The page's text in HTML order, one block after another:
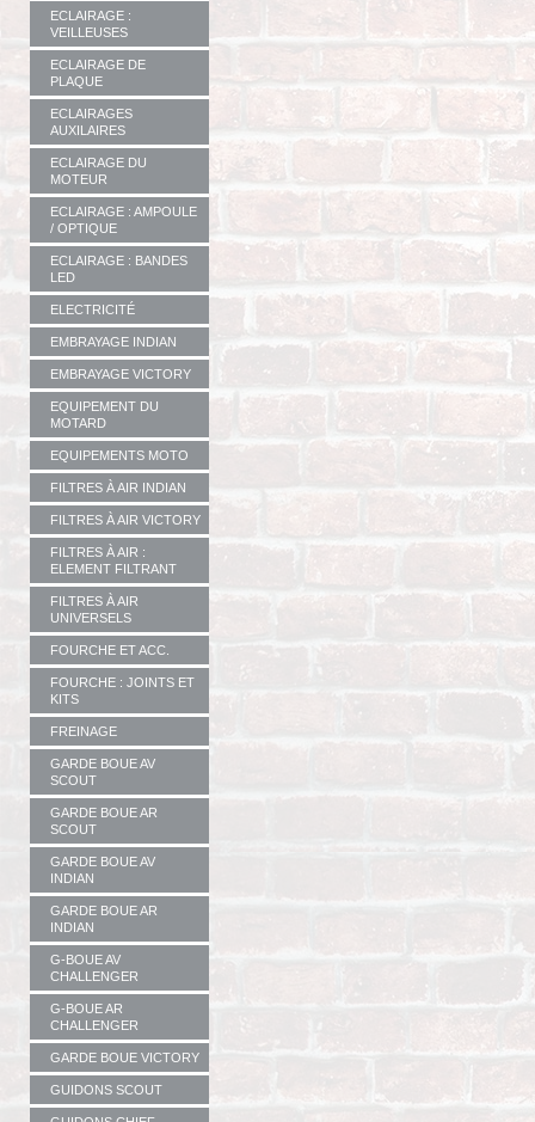
ECLAIRAGE :
VEILLEUSES
ECLAIRAGE DE
PLAQUE
ECLAIRAGES
AUXILAIRES
ECLAIRAGE DU
MOTEUR
ECLAIRAGE : AMPOULE
/ OPTIQUE
ECLAIRAGE : BANDES
LED
ELECTRICITÉ
EMBRAYAGE INDIAN
EMBRAYAGE VICTORY
EQUIPEMENT DU
MOTARD
EQUIPEMENTS MOTO
FILTRES À AIR INDIAN
FILTRES À AIR VICTORY
FILTRES À AIR :
ELEMENT FILTRANT
FILTRES À AIR
UNIVERSELS
FOURCHE ET ACC.
FOURCHE : JOINTS ET
KITS
FREINAGE
GARDE BOUE AV
SCOUT
GARDE BOUE AR
SCOUT
GARDE BOUE AV
INDIAN
GARDE BOUE AR
INDIAN
G-BOUE AV
CHALLENGER
G-BOUE AR
CHALLENGER
GARDE BOUE VICTORY
GUIDONS SCOUT